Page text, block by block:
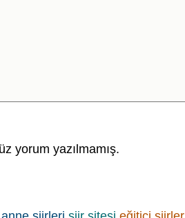
yorum yazılmamış.